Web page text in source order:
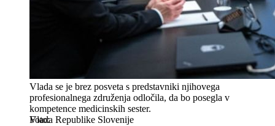
Vlada se je brez posveta s predstavniki njihovega
profesionalnega združenja odločila, da bo posegla v
kompetence medicinskih sester.
Vlada Republike Slovenije